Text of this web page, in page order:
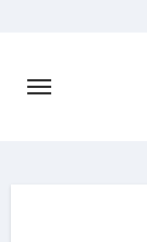
содержимому